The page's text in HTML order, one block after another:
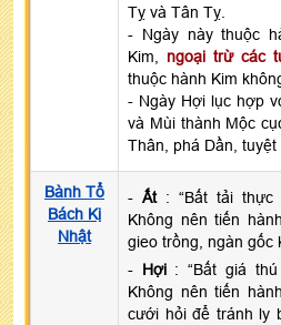
Tỵ và Tân Tỵ.
- Ngày này thuộc
Kim, ngoại trừ các
thuộc hành Kim
- Ngày Hợi lục hợp
và Mùi thành Mộc
Thân, phá Dần, tuyệt
Bành Tổ
Bách Kị
Nhật
- Ất: “Bất tải thực
Không nên tiến
gieo trồng, ngàn gốc
- Hợi: “Bất giá thú
Không nên tiến
cưới hỏi để tránh ly